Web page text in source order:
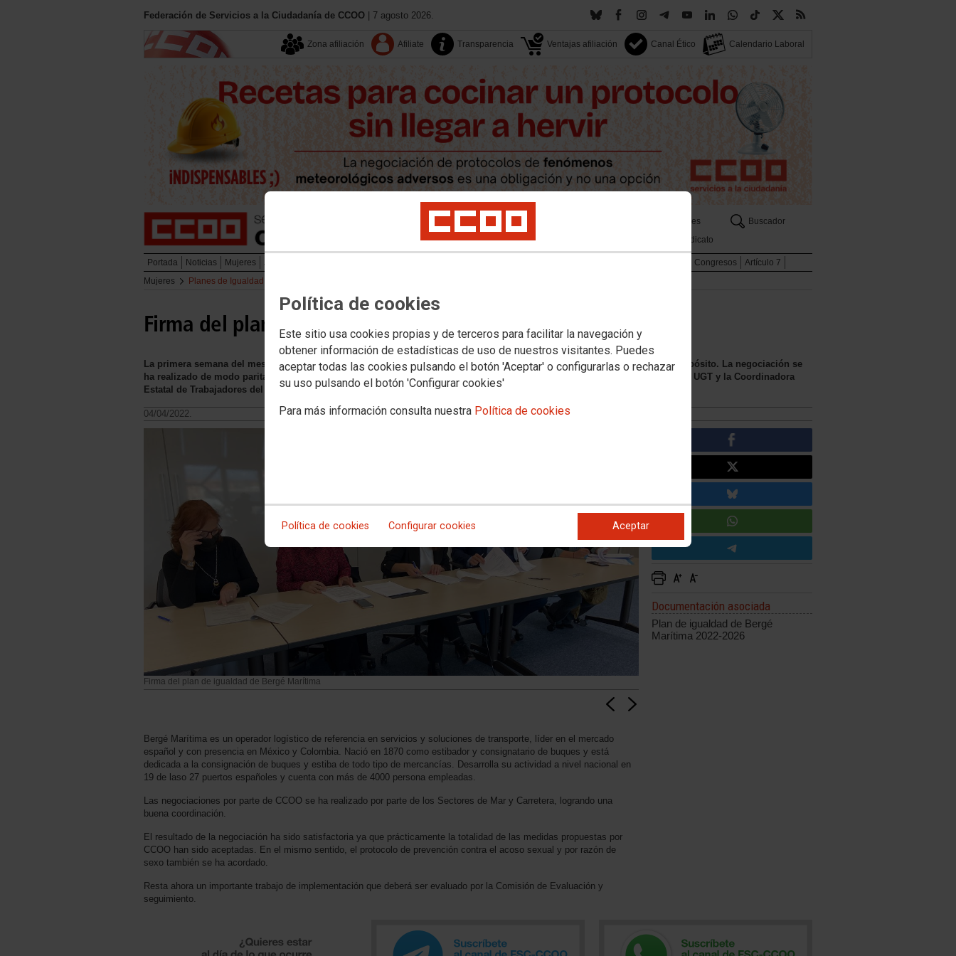
Política de cookies
Este sitio usa cookies propias y de terceros para facilitar la navegación y
obtener información de estadísticas de uso de nuestros visitantes. Puedes
aceptar todas las cookies pulsando el botón 'Aceptar' o configurarlas o rechazar
su uso pulsando el botón 'Configurar cookies'
Para más información consulta nuestra Política de cookies
Política de cookies Configurar cookies Aceptar
Federación de Servicios a la Ciudadanía de CCOO | 7 agosto 2026.
Zona afiliación Afiliate Transparencia Ventajas afiliación Canal Ético Calendario Laboral
Sectores
Buscador
Documentos
Tu sindicato
Portada Noticias Mujeres Juventud Congresos
Artículo 7
Mujeres
Planes de Igualdad
Firma del plan de igualdad de Bergé Marítima
La primera semana del mes de marzo se ha subido al REGCON el Plan de Igualdad de Bergé Marítima para su registro y depósito. La negociación se
ha realizado de modo paritario por parte de la empresa y de la parte social. La parte social ha estado compuesta por CCOO, UGT y la Coordinadora
Estatal de Trabajadores del Mar.
04/04/2022.
Firma del plan de igualdad de Bergé Marítima
Bergé Marítima es un operador logístico de referencia en servicios y soluciones de transporte, líder en el mercado
español y con presencia en México y Colombia. Nació en 1870 como estibador y consignatario de buques y está
dedicada a la consignación de buques y estiba de todo tipo de mercancías. Desarrolla su actividad a nivel nacional en
19 de laso 27 puertos españoles y cuenta con más de 4000 persona empleadas.
Las negociaciones por parte de CCOO se ha realizado por parte de los Sectores de Mar y Carretera, logrando una
buena coordinación.
El resultado de la negociación ha sido satisfactoria ya que prácticamente la totalidad de las medidas propuestas por
CCOO han sido aceptadas. En el mismo sentido, el protocolo de prevención contra el acoso sexual y por razón de
sexo también se ha acordado.
Resta ahora un importante trabajo de implementación que deberá ser evaluado por la Comisión de Evaluación y
seguimiento.
Documentación asociada
Plan de igualdad de Bergé
Marítima 2022-2026